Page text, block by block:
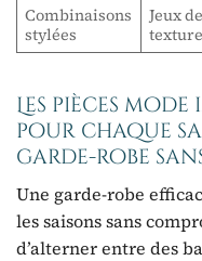
Combinaisons
stylées
Jeux
Les pièces
pour chaque
garde-robe
Une garde-robe
les saisons sans
d’alterner entre des